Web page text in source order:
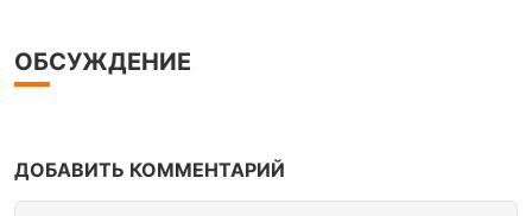
ОБСУЖДЕНИЕ
ДОБАВИТЬ КОММЕНТАРИЙ